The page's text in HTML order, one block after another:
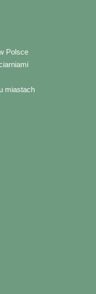
Polsce
miastach